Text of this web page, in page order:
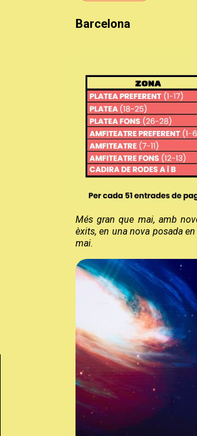
Barcelona
Més gran que mai, amb
èxits, en una nova posada
mai.